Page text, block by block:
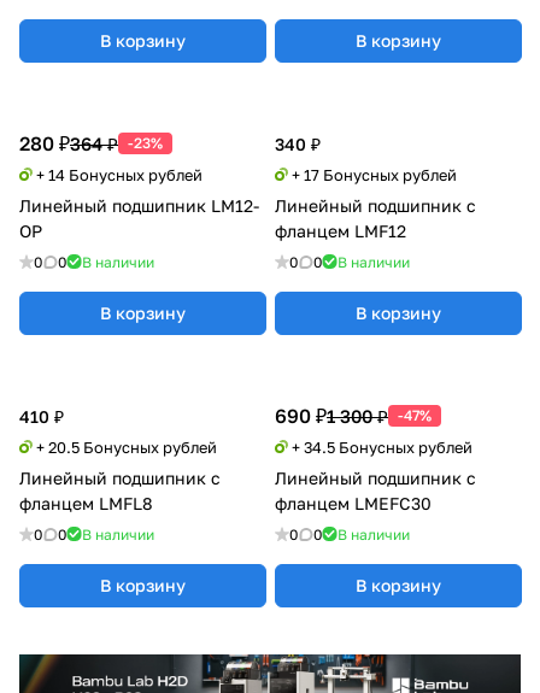
В корзину В корзину
340 ₽
+ 17 Бонусных рублей
Линейный подшипник с
фланцем LMF12
0 0 В наличии
В корзину
410 ₽
+ 20.5 Бонусных рублей
Линейный подшипник с
фланцем LMFL8
0 0 В наличии
В корзину
690 ₽1 300 ₽ -47%
+ 34.5 Бонусных рублей
Линейный подшипник с
фланцем LMEFC30
0 0 В наличии
В корзину
280 ₽364 ₽ -23%
+ 14 Бонусных рублей
Линейный подшипник LM12-
OP
0 0 В наличии
В корзину